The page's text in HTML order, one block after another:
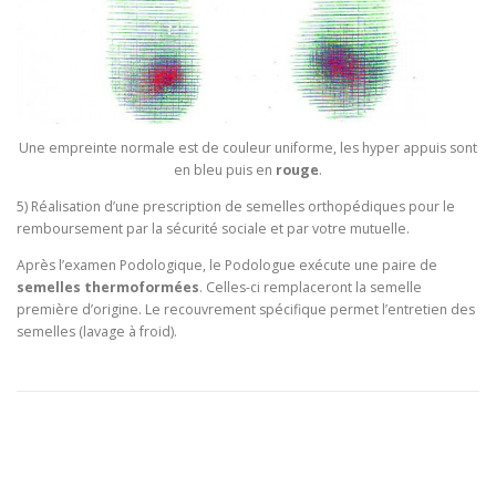
Une empreinte normale est de couleur uniforme, les hyper appuis sont
en bleu puis en rouge.
5) Réalisation d’une prescription de semelles orthopédiques pour le
remboursement par la sécurité sociale et par votre mutuelle.
Après l’examen Podologique, le Podologue exécute une paire de
semelles thermoformées. Celles-ci remplaceront la semelle
première d’origine. Le recouvrement spécifique permet l’entretien des
semelles (lavage à froid).